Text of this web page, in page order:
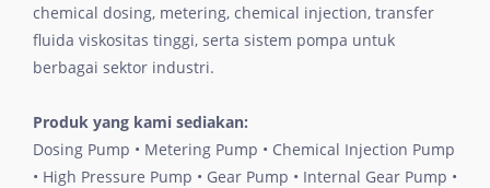
chemical dosing, metering, chemical injection, transfer
fluida viskositas tinggi, serta sistem pompa untuk
berbagai sektor industri.
Produk yang kami sediakan:
Dosing Pump • Metering Pump • Chemical Injection Pump
• High Pressure Pump • Gear Pump • Internal Gear Pump •